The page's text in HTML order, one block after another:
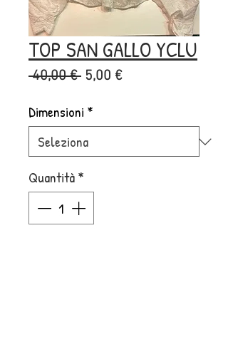
TOP SAN GALLO YCLU
40,00 € Prezzo
5,00 €Prezzo
Dimensioni *
Quantità*